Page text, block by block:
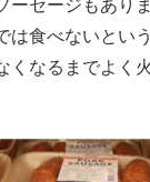
ーセージもあり
は食べないとい
くなるまでよく